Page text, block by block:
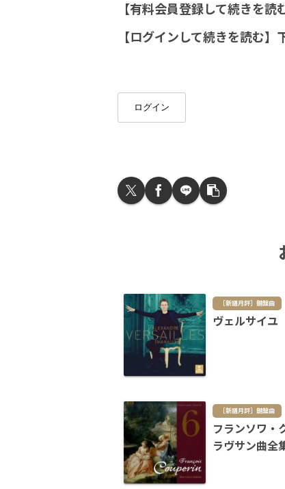
【有料会員登録して続きを読
【ログインして続きを読む】
ログイン
［新譜月評］鍵盤曲
ヴェルサイユ
［新譜月評］鍵盤曲
フランソワ・
ラヴサン曲全